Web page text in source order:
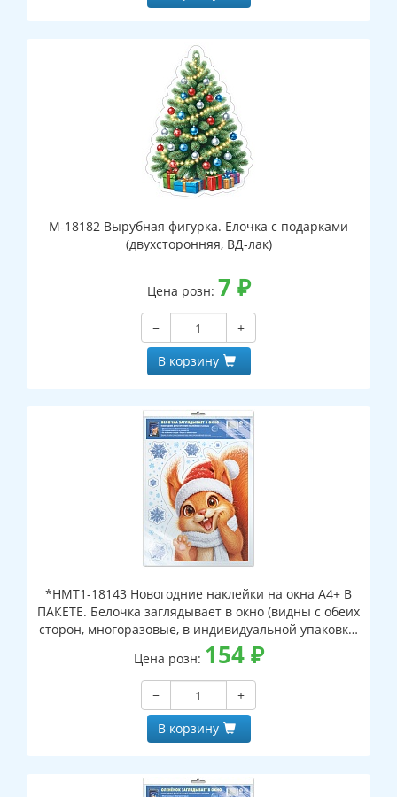
М-18182 Вырубная фигурка. Елочка с подарками
(двухсторонняя, ВД-лак)
Цена розн: 7 ₽
−
+
В корзину
*НМТ1-18143 Новогодние наклейки на окна А4+ В
ПАКЕТЕ. Белочка заглядывает в окно (видны с обеих
сторон, многоразовые, в индивидуальной упаковке,
с европодвесом и клеевым клапаном)
Цена розн: 154₽
−
+
В корзину